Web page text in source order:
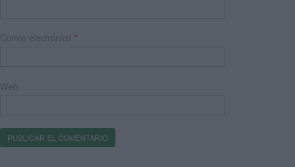
Correo electrónico *
Web